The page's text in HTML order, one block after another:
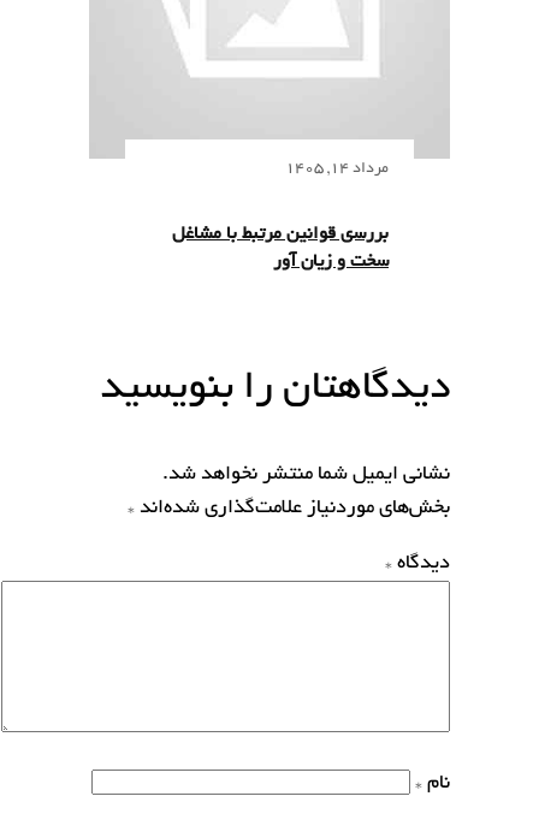
مرداد 14, 1405
ﺑﺮﺭﺳی ﻗﻮﺍﻧﯿﻦ ﻣﺮﺗﺒﻂ ﺑﺎ ﻣﺸﺎﻏﻞ
ﺳﺨﺖ ﻭ ﺯﯾﺎﻥ ﺁﻭﺭ
دیدگاهتان را بنویسید
نشانی ایمیل شما منتشر نخواهد شد.
بخش‌های موردنیاز علامت‌گذاری شده‌اند *
دیدگاه *
نام *